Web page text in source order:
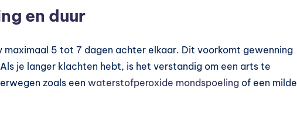
en duur
maximaal 5 tot 7 dagen achter elkaar. Dit voorkomt gewenning
je langer klachten hebt, is het verstandig om een arts te
zoals een waterstofperoxide mondspoeling of een milde